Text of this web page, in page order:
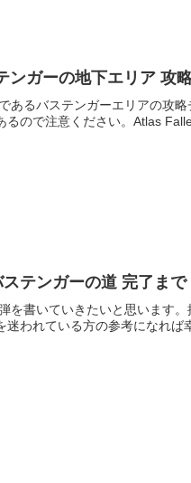
アトラス フォールン) バステンガーの地下エ
あるバステンガーエリアの攻
ので注意ください。Atlas
テンガーの道 完了まで
を書いていきたいと思います
われている方の参考になれ